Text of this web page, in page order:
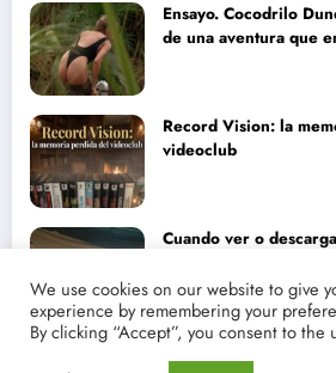
Ensayo. Cocodrilo
de una aventura que
Record Vision: la
videoclub
Cuando ver o
nuevo Vengadores:
We use cookies on our website to give
experience by remembering your
By clicking “Accept”, you consent to the